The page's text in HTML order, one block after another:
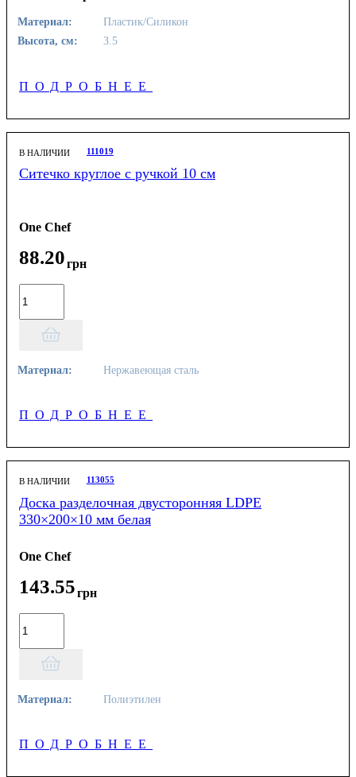
Материал:
Пластик/Силикон
Высота, см:
3.5
ПОДРОБНЕЕ
В НАЛИЧИИ 111019
Ситечко круглое с ручкой 10 см
One Chef
88.20грн
Материал: Нержавеющая сталь
ПОДРОБНЕЕ
В НАЛИЧИИ 113055
Доска разделочная двусторонняя LDPE
330×200×10 мм белая
One Chef
143.55грн
Материал: Полиэтилен
ПОДРОБНЕЕ